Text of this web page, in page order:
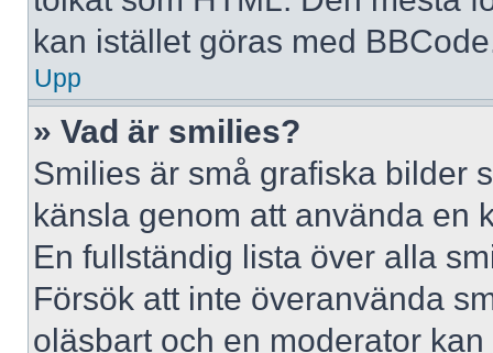
kan istället göras med
Upp
» Vad är smilies?
Smilies är små grafiska bilder
känsla genom att använda en
En fullständig lista över alla
Försök att inte överanvända
oläsbart och en moderator